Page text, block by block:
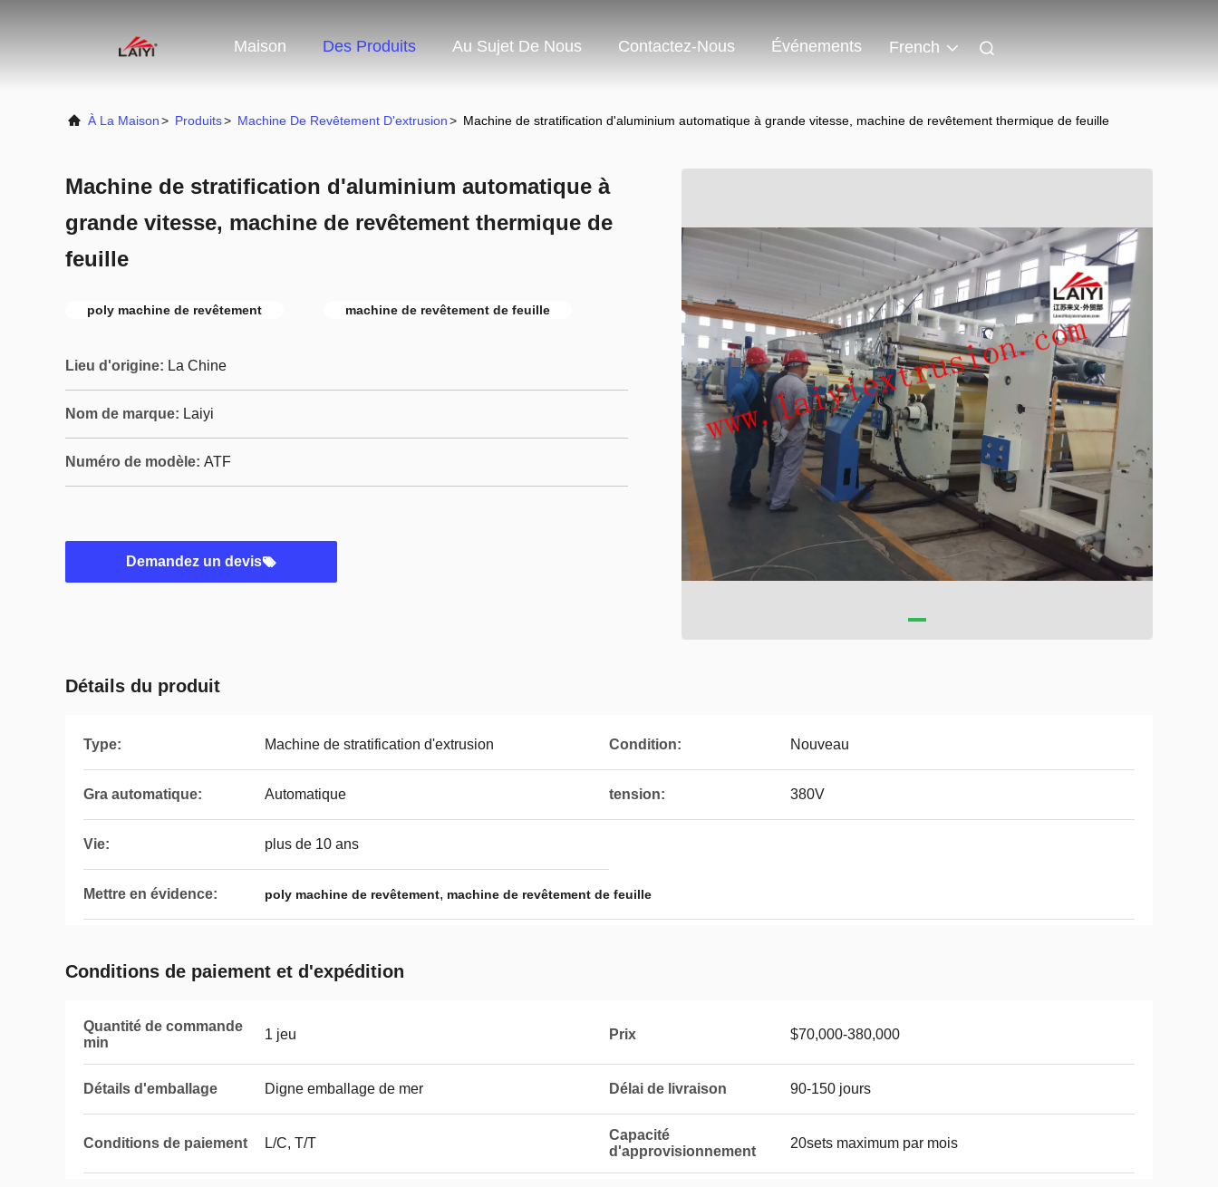
Maison Des Produits Au Sujet De Nous Contactez-Nous Événements French
À La Maison> Produits> Machine De Revêtement D'extrusion> Machine de stratification d'aluminium automatique à grande vitesse, machine de revêtement thermique de feuille
Machine de stratification d'aluminium automatique à
grande vitesse, machine de revêtement thermique de
feuille
poly machine de revêtement machine de revêtement de feuille
Lieu d'origine: La Chine
Nom de marque: Laiyi
Numéro de modèle: ATF
Demandez un devis
Détails du produit
Type: Machine de stratification d'extrusion Condition: Nouveau
Gra automatique: Automatique tension: 380V
Vie: plus de 10 ans
Mettre en évidence: poly machine de revêtement, machine de revêtement de feuille
Conditions de paiement et d'expédition
Quantité de commande
min
1 jeu Prix $70,000-380,000
Détails d'emballage Digne emballage de mer Délai de livraison 90-150 jours
Conditions de paiement L/C, T/T
Capacité
d'approvisionnement
20sets maximum par mois